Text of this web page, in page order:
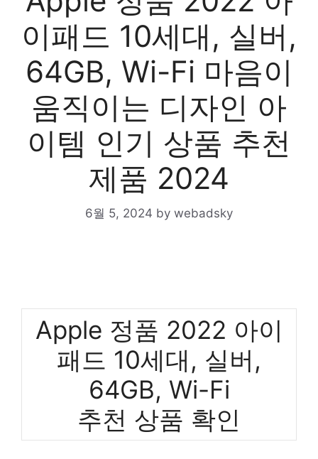
이패드 10세대, 실버,
64GB, Wi-Fi 마음이
움직이는 디자인 아
이템 인기 상품 추천
제품 2024
6월 5, 2024 by webadsky
Apple 정품 2022 아이
패드 10세대, 실버,
64GB, Wi-Fi
추천 상품 확인